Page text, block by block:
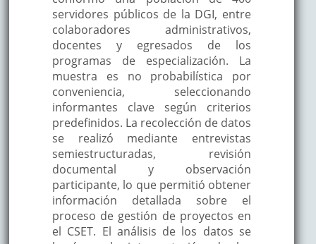
servidores públicos de la DGI, entre
colaboradores administrativos,
docentes y egresados de los
programas de especialización. La
muestra es no probabilística por
conveniencia, seleccionando
informantes clave según criterios
predefinidos. La recolección de datos
se realizó mediante entrevistas
semiestructuradas, revisión
documental y observación
participante, lo que permitió obtener
información detallada sobre el
proceso de gestión de proyectos en
el CSET. El análisis de los datos se